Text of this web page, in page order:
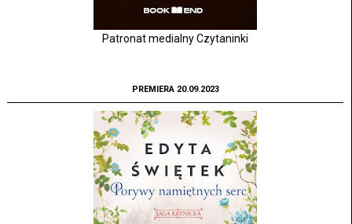
Patronat medialny Czytaninki
PREMIERA 20.09.2023